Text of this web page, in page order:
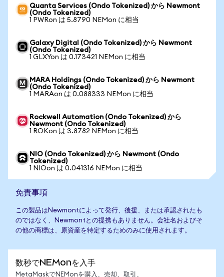
Quanta Services (Ondo Tokenized) から Newmont
(Ondo Tokenized)
1 PWRon は 5.8790 NEMon に相当
Galaxy Digital (Ondo Tokenized) から Newmont
(Ondo Tokenized)
1 GLXYon は 0.173421 NEMon に相当
MARA Holdings (Ondo Tokenized) から Newmont
(Ondo Tokenized)
1 MARAon は 0.088333 NEMon に相当
Rockwell Automation (Ondo Tokenized) から
Newmont (Ondo Tokenized)
1 ROKon は 3.8782 NEMon に相当
NIO (Ondo Tokenized) から Newmont (Ondo
Tokenized)
1 NIOon は 0.041316 NEMon に相当
免責事項
この製品はNewmontによって発行、後援、または承認されたも
のではなく、Newmontとの提携もありません。会社名およびそ
の他の商標は、原資産を特定するためのみに使用されます。
数秒でNEMonを入手
MetaMaskでNEMonを購入、売却、取引、